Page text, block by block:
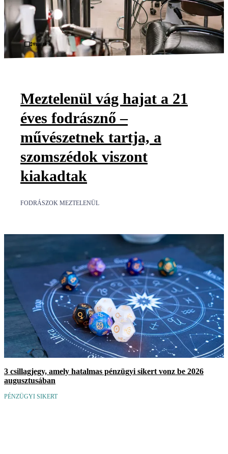
Videó
Meztelenül vág hajat a 21
éves fodrásznő –
művészetnek tartja, a
szomszédok viszont
kiakadtak
FODRÁSZOK MEZTELENÜL
3 csillagjegy, amely hatalmas pénzügyi sikert vonz be 2026
augusztusában
PÉNZÜGYI SIKERT